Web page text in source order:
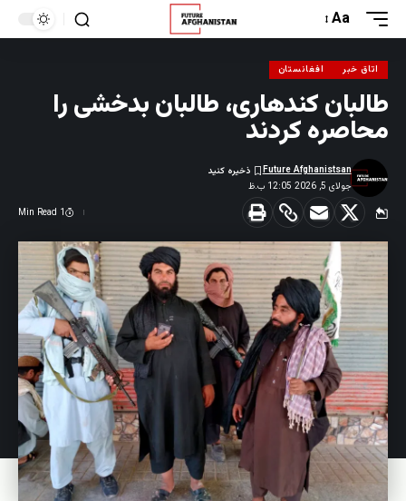
Aa
اتاق خبر افغانستان
طالبان کندهاری، طالبان بدخشی را
محاصره کردند
جولای 5, 2026 12:05 ب.ظ
Future Afghanistsan
1 Min Read